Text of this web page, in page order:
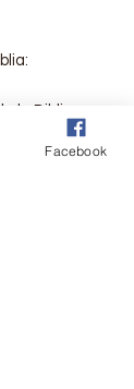
la Biblia
Valera
Facebook